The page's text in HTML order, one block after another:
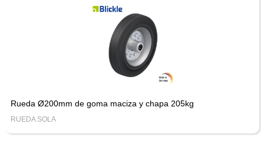
Rueda Ø200mm de goma maciza y chapa 205kg
RUEDA SOLA